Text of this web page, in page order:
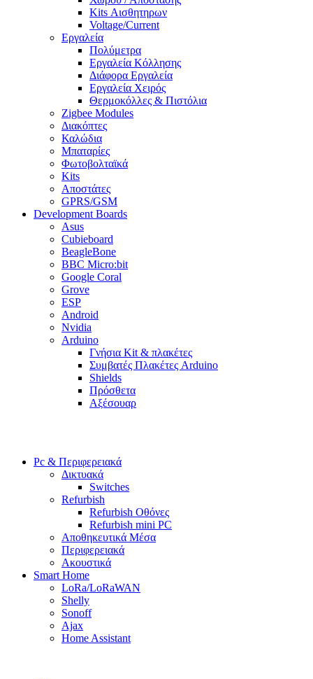
Kits Αισθητηρων
Voltage/Current
Εργαλεία
Πολύμετρα
Εργαλεία Κόλλησης
Διάφορα Εργαλεία
Εργαλεία Χειρός
Θερμοκόλλες & Πιστόλια
Zigbee Modules
Διακόπτες
Καλώδια
Μπαταρίες
Φωτοβολταϊκά
Kits
Αποστάτες
GPRS/GSM
Development Boards
Asus
Cubieboard
BeagleBone
BBC Micro:bit
Google Coral
Grove
ESP
Android
Nvidia
Arduino
Γνήσια Kit & πλακέτες
Συμβατές Πλακέτες Arduino
Shields
Πρόσθετα
Αξέσουαρ
Pc & Περιφερειακά
Δικτυακά
Switches
Refurbish
Refurbish Οθόνες
Refurbish mini PC
Αποθηκευτικά Μέσα
Περιφερειακά
Ακουστικά
Smart Home
LoRa/LoRaWAN
Shelly
Sonoff
Ajax
Home Assistant